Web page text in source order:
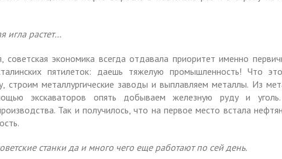
игла растет…
советская экономика всегда отдавала приоритет именно
пятилеток: даешь тяжелую промышленность! Что
строим металлургические заводы и выплавляем металлы. Из
экскаваторов опять добываем железную руду и
Так и получилось, что на первое место встала
станки да и много чего еще работают по сей день.